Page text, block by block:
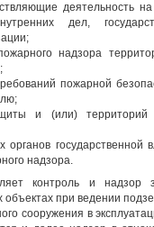
деятельность
дел,
надзора
пожарной
и (или) территорий
органов
надзора.
контроль и
при ведении
сооружения в